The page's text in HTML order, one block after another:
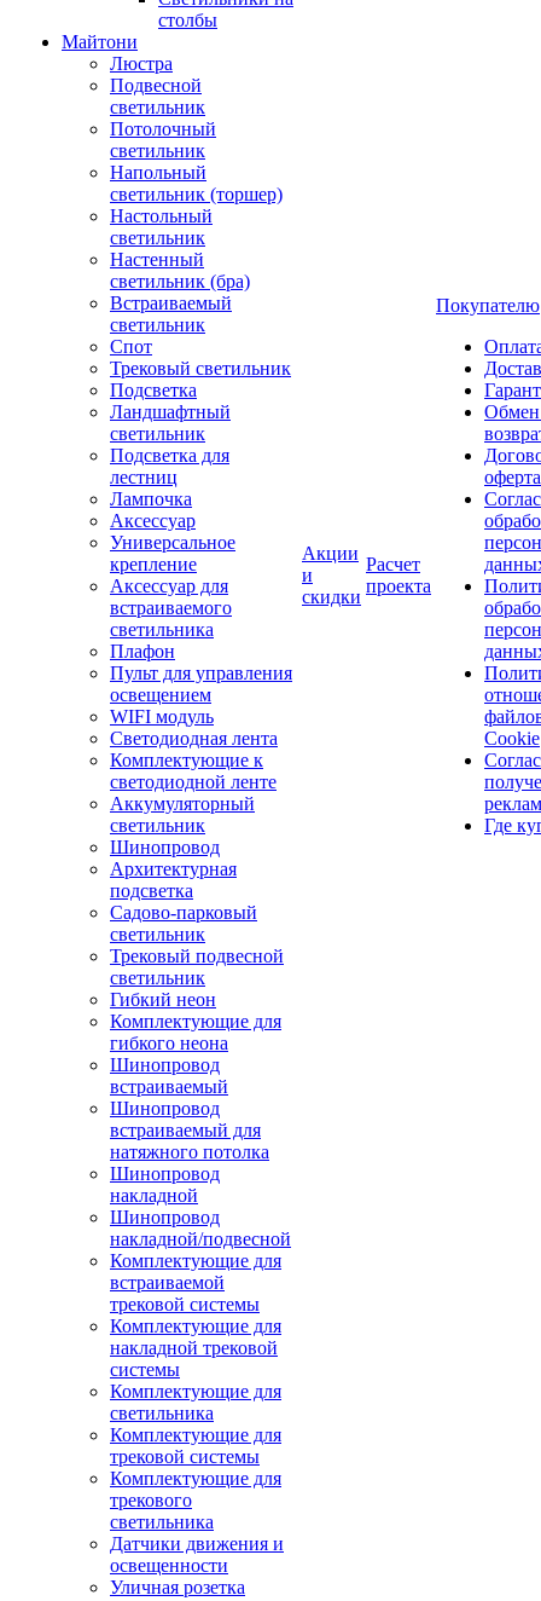
столбы
Майтони
Люстра
Подвесной
светильник
Потолочный
светильник
Напольный
светильник (торшер)
Настольный
светильник
Настенный
светильник (бра)
Встраиваемый
светильник
Спот
Трековый светильник
Подсветка
Ландшафтный
светильник
Подсветка для
лестниц
Лампочка
Аксессуар
Универсальное
крепление
Аксессуар для
встраиваемого
светильника
Плафон
Пульт для управления
освещением
WIFI модуль
Светодиодная лента
Комплектующие к
светодиодной ленте
Аккумуляторный
светильник
Шинопровод
Архитектурная
подсветка
Садово-парковый
светильник
Трековый подвесной
светильник
Гибкий неон
Комплектующие для
гибкого неона
Шинопровод
встраиваемый
Шинопровод
встраиваемый для
натяжного потолка
Шинопровод
накладной
Шинопровод
накладной/подвесной
Комплектующие для
встраиваемой
трековой системы
Комплектующие для
накладной трековой
системы
Комплектующие для
светильника
Комплектующие для
трековой системы
Комплектующие для
трекового
светильника
Датчики движения и
освещенности
Уличная розетка
Акции
и
скидки
Расчет
проекта
Покупателю
оферта
Cookie
Где